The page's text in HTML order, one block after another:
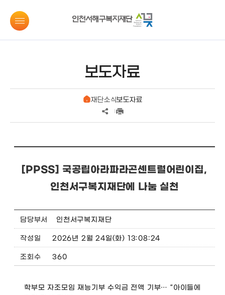
보도자료
재단소식보도자료
[PPSS] 국공립아라파라곤센트럴어린이집,
인천서구복지재단에 나눔 실천
담당부서 인천서구복지재단
작성일 2026년 2월 24일(화) 13:08:24
조회수 360
학부모 자조모임 재능기부 수익금 전액 기부… “아이들에